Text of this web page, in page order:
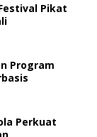
Pikat
Program
Perkuat